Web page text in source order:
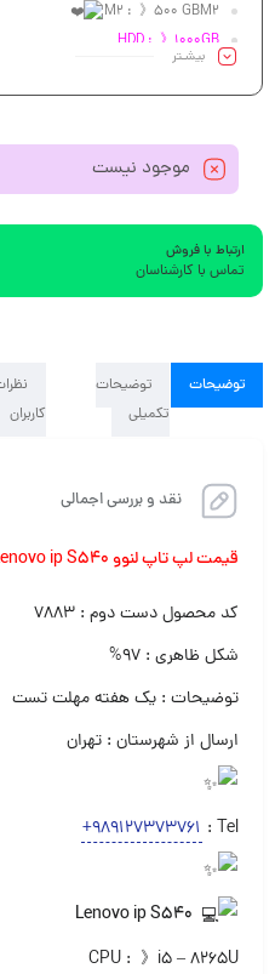
M2 : 》500 GBM2
HDD : 》1000GB
Q Design 1650- 4GB 128bit DDR5
Led : 》 15.6″FHD
بیشـتر
موجود نیست
ارتباط با فروش
تماس با کارشناسان
توضیحات
توضیحات
تکمیلی
کاربران
نقد و بررسی اجمالی
قیمت لپ تاپ لنوو Lenovo ip S540 دست دوم
کد محصول دست دوم : ۷۸۸۳
شکل ظاهری : ۹۷%
توضیحات : یک هفته مهلت تست
ارسال از شهرستان : تهران
Tel :
+989127373761
CPU : 》i5 – 8265U